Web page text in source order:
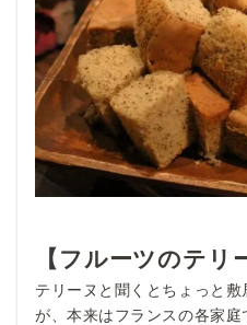
【フルーツのテリ
テリーヌと聞くとちょっと
が、本来はフランスの各家